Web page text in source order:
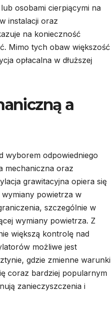
osobami cierpiącymi na
instalacji oraz
na konieczność
Mimo tych obaw większość
opłacalna w dłuższej
a
wyborem odpowiedniego
mechaniczna oraz
grawitacyjna opiera się
powietrza w
szczególnie w
wymiany powietrza. Z
większą kontrolę nad
możliwe jest
gdzie zmienne warunki
coraz bardziej popularnym
zanieczyszczenia i